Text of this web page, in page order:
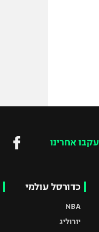
עקבו אחרינו
כדורסל עולמי
NBA
יורוליג